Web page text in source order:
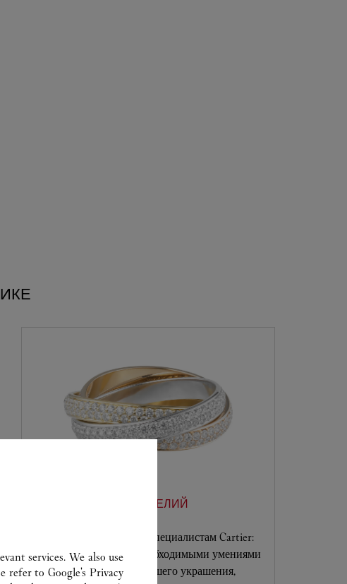
ОБСЛУЖИВАНИЕ ИЗДЕЛИЙ
Доверьте Ваше изделие специалистам Cartier:
только они обладают необходимыми умениями
для оценки и ремонта Вашего украшения,
services. We also use
refer toGoogle's Privacy